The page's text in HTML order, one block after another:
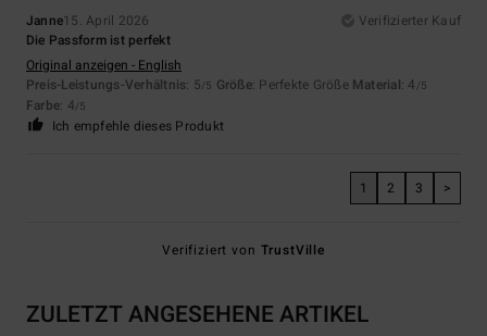
Janne15. April 2026
Verifizierter Kauf
Die Passform ist perfekt
Original anzeigen - English
Preis-Leistungs-Verhältnis: 5/5 Größe: Perfekte Größe Material: 4 /5
Farbe: 4/5
Ich empfehle dieses Produkt
1 2 3 >
Verifiziert von TrustVille
ZULETZT ANGESEHENE ARTIKEL